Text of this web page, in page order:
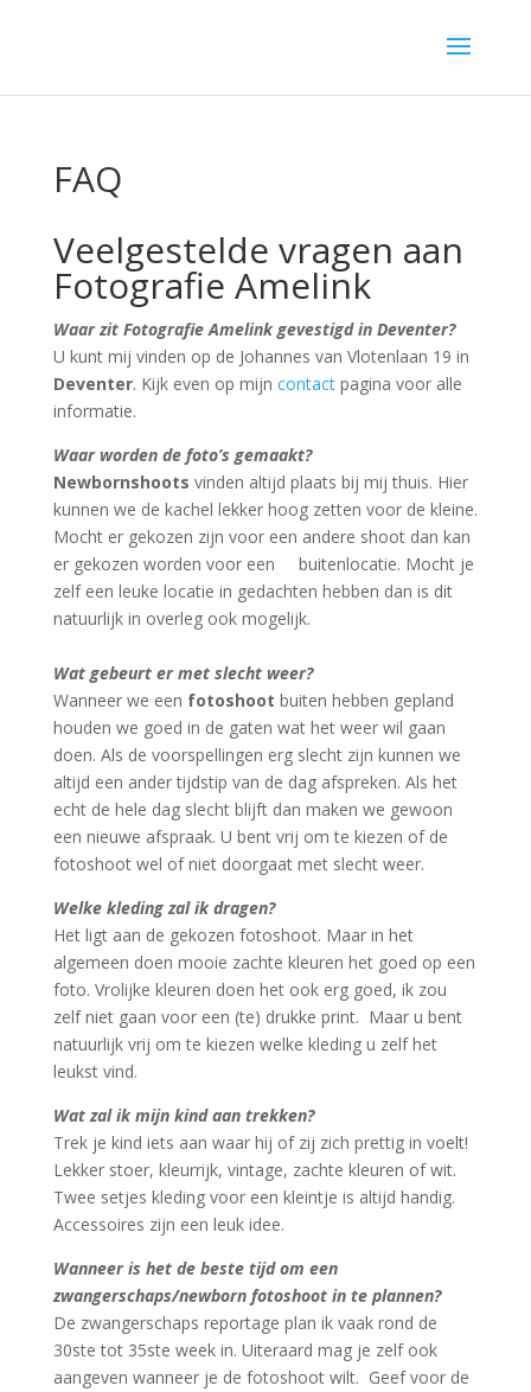
FAQ
Veelgestelde vragen aan
Fotografie Amelink
Waar zit Fotografie Amelink gevestigd in Deventer?
U kunt mij vinden op de Johannes van Vlotenlaan 19 in
Deventer. Kijk even op mijn contactpagina voor alle
informatie.
Waar worden de foto’s gemaakt?
Newbornshoots vinden altijd plaats bij mij thuis. Hier
kunnen we de kachel lekker hoog zetten voor de kleine.
Mocht er gekozen zijn voor een andere shoot dan kan
er gekozen worden voor een buitenlocatie. Mocht je
zelf een leuke locatie in gedachten hebben dan is dit
natuurlijk in overleg ook mogelijk.
Wat gebeurt er met slecht weer?
Wanneer we een fotoshoot buiten hebben gepland
houden we goed in de gaten wat het weer wil gaan
doen. Als de voorspellingen erg slecht zijn kunnen we
altijd een ander tijdstip van de dag afspreken. Als het
echt de hele dag slecht blijft dan maken we gewoon
een nieuwe afspraak. U bent vrij om te kiezen of de
fotoshoot wel of niet doorgaat met slecht weer.
Welke kleding zal ik dragen?
Het ligt aan de gekozen fotoshoot. Maar in het
algemeen doen mooie zachte kleuren het goed op een
foto. Vrolijke kleuren doen het ook erg goed, ik zou
zelf niet gaan voor een (te) drukke print. Maar u bent
natuurlijk vrij om te kiezen welke kleding u zelf het
leukst vind.
Wat zal ik mijn kind aan trekken?
Trek je kind iets aan waar hij of zij zich prettig in voelt!
Lekker stoer, kleurrijk, vintage, zachte kleuren of wit.
Twee setjes kleding voor een kleintje is altijd handig.
Accessoires zijn een leuk idee.
Wanneer is het de beste tijd om een
zwangerschaps/newborn fotoshoot in te plannen?
De zwangerschaps reportage plan ik vaak rond de
30ste tot 35ste week in. Uiteraard mag je zelf ook
aangeven wanneer je de fotoshoot wilt. Geef voor de